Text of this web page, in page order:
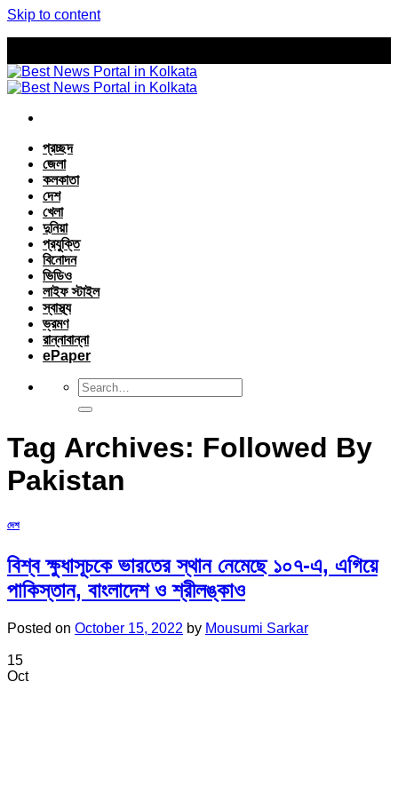
Skip to content
প্রচ্ছদ
জেলা
কলকাতা
দেশ
খেলা
দুনিয়া
প্রযুক্তি
বিনোদন
ভিডিও
লাইফ স্টাইল
স্বাস্থ্য
ভ্রমণ
রান্নাবান্না
ePaper
Tag Archives: Followed By
Pakistan
দেশ
বিশ্ব ক্ষুধাসূচকে ভারতের স্থান নেমেছে ১০৭-এ, এগিয়ে
পাকিস্তান, বাংলাদেশ ও শ্রীলঙ্কাও
Posted on October 15, 2022 by Mousumi Sarkar
15
Oct